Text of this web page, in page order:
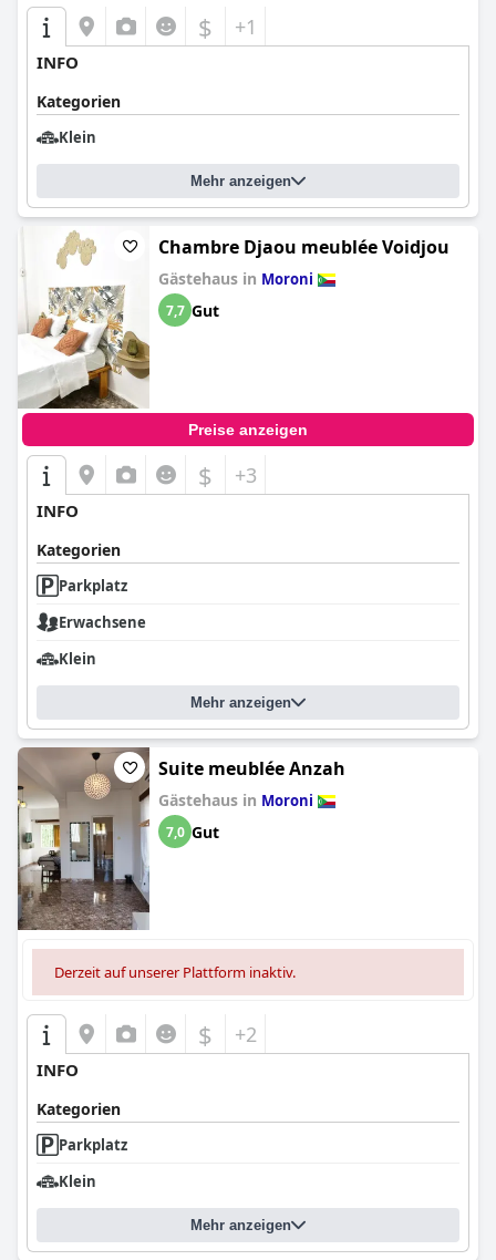
$ +1
INFO
Kategorien
Klein
Mehr anzeigen
Chambre Djaou meublée Voidjou
Gästehaus in Moroni
7,7 Gut
Preise anzeigen
$ +3
INFO
Kategorien
Parkplatz
Erwachsene
Klein
Mehr anzeigen
Suite meublée Anzah
Gästehaus in Moroni
7,0 Gut
Derzeit auf unserer Plattform inaktiv.
$ +2
INFO
Kategorien
Parkplatz
Klein
Mehr anzeigen